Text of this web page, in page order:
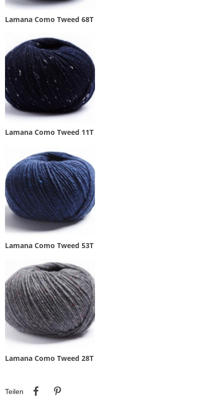
Lamana Como Tweed 68T
Lamana Como Tweed 11T
Lamana Como Tweed 53T
Lamana Como Tweed 28T
Teilen
Teilen